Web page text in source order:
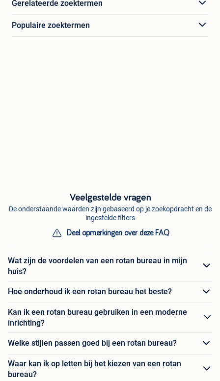
Gerelateerde zoektermen
Populaire zoektermen
Veelgestelde vragen
De onderstaande waarden zijn gebaseerd op je zoekopdracht en de
ingestelde filters
Deel opmerkingen over deze FAQ
Wat zijn de voordelen van een rotan bureau in mijn
huis?
Hoe onderhoud ik een rotan bureau het beste?
Kan ik een rotan bureau gebruiken in een moderne
inrichting?
Welke stijlen passen goed bij een rotan bureau?
Waar kan ik op letten bij het kiezen van een rotan
bureau?